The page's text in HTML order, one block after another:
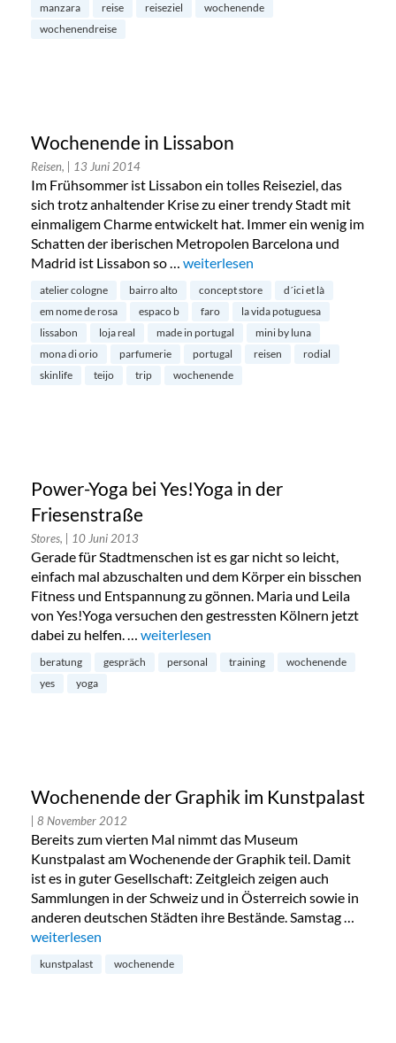
manzara
reise reiseziel
wochenende
wochenendreise
Wochenende in Lissabon
Reisen, | 13 Juni 2014
Im Frühsommer ist Lissabon ein tolles Reiseziel, das
sich trotz anhaltender Krise zu einer trendy Stadt mit
einmaligem Charme entwickelt hat. Immer ein wenig im
Schatten der iberischen Metropolen Barcelona und
Madrid ist Lissabon so … „Wochenende in Lissabon“
weiterlesen
atelier cologne bairro alto concept store
d´ici et là
em nome de rosa
espaco b faro
la vida potuguesa
lissabon
loja real made in portugal
mini by luna
mona di orio
parfumerie portugal reisen
rodial
skinlife
teijo trip wochenende
Power-Yoga bei Yes!Yoga in der
Friesenstraße
Stores, | 10 Juni 2013
Gerade für Stadtmenschen ist es gar nicht so leicht,
einfach mal abzuschalten und dem Körper ein bisschen
Fitness und Entspannung zu gönnen. Maria und Leila
von Yes!Yoga versuchen den gestressten Kölnern jetzt
dabei zu helfen. … „Power-Yoga bei Yes!Yoga in der
weiterlesen
beratung gespräch personal training
wochenende
yes
yoga
Wochenende der Graphik im Kunstpalast
| 8 November 2012
Bereits zum vierten Mal nimmt das Museum
Kunstpalast am Wochenende der Graphik teil. Damit
ist es in guter Gesellschaft: Zeitgleich zeigen auch
Sammlungen in der Schweiz und in Österreich sowie in
anderen deutschen Städten ihre Bestände. Samstag …
„Wochenende der Graphik im Kunstpalast“
weiterlesen
kunstpalast wochenende